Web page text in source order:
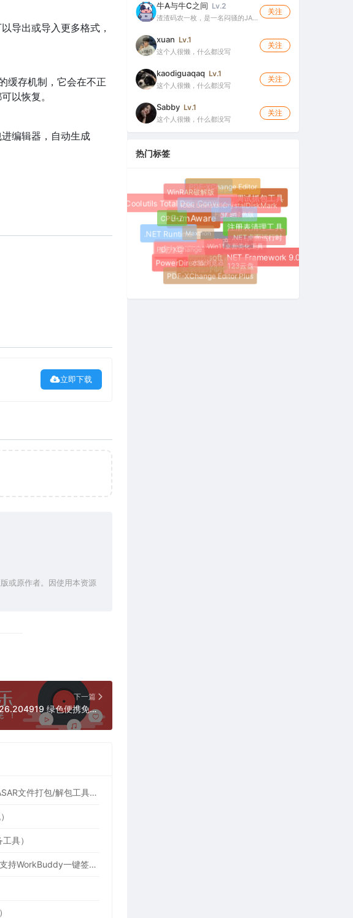
导出或导入更多格式，
缓存机制，它会在不正
以恢复。
编辑器，自动生成
立即下载
或原作者。因使用本资源
下一篇
网易云音乐PC版 3.1.26.204919 绿色便携免升级版（专注于发现与分享音乐）
WinASAR文件管理工具 2.1.0 正式版（高仿WinRAR，最好用的Electron ASAR文件打包/解包工具、压缩/解压工具）
具）
Cockpit Tools v1.3.15 最新版（全平台AI编程环境账号管理与多开神器，支持WorkBuddy一键签到）
牛A与牛C之间 Lv.2
渣渣码农一枚，是一名闷骚的JA…
关注
xuan Lv.1
这个人很懒，什么都没写
关注
kaodiguaqaq Lv.1
这个人很懒，什么都没写
关注
Sabby Lv.1
这个人很懒，什么都没写
关注
热门标签
AI资产管理
比亚迪
BurnAware
威力导演破解版
安装程序制作工具
Microsoft .NET Framework 9.0
注册表清理工具
强大的网络调试抓包工具
Inno Setup
Coolutils Total Doc Converter
.NET Runtime
PowerDirector
PDF-XChange Editor Plus
123云盘
.NET桌面运行时
CrystalDiskMark
PDF-XChange Editor
WinRAR破解版
CPU-Z
PDF-XChange
水狐浏览器
Win11桌面美化工具
Fiddler绿色版
IObit Uninstaller
Maxthon